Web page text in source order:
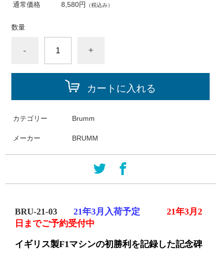
通常価格 8,580円 （税込み）
数量
- +
カートに入れる
カテゴリー Brumm
メーカー BRUMM
BRU-21-03 21年3月入荷予定 21年3月 2
日までご予約受付中
イギリス製F1マシンの初勝利を記録した記念碑